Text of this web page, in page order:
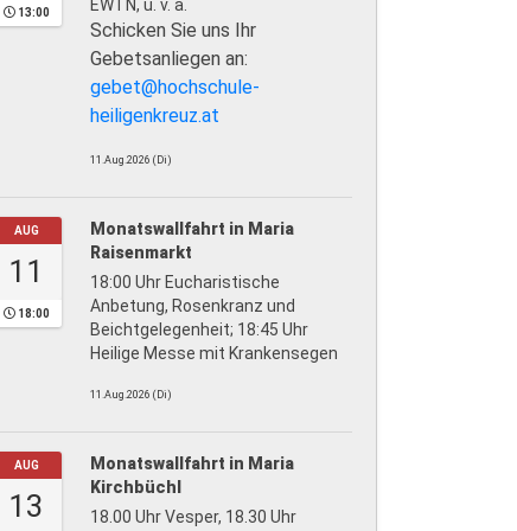
13:00 EWTN, u. v. a.
Schicken Sie uns Ihr
Gebetsanliegen an:
gebet@hochschule-
heiligenkreuz.at
11.Aug.2026 (Di)
AUG
11
18:00
Monatswallfahrt in Maria
Raisenmarkt
18:00 Uhr Eucharistische
Anbetung, Rosenkranz und
Beichtgelegenheit; 18:45 Uhr
Heilige Messe mit Krankensegen
11.Aug.2026 (Di)
AUG
13
Monatswallfahrt in Maria
Kirchbüchl
18.00 Uhr Vesper, 18.30 Uhr